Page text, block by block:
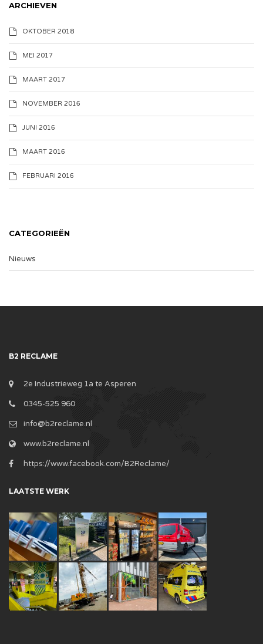
ARCHIEVEN
OKTOBER 2018
MEI 2017
MAART 2017
NOVEMBER 2016
JUNI 2016
MAART 2016
FEBRUARI 2016
CATEGORIEËN
Nieuws
B2 RECLAME
2e Industrieweg 1a te Asperen
0345-525 960
info@b2reclame.nl
www.b2reclame.nl
https://www.facebook.com/B2Reclame/
LAATSTE WERK